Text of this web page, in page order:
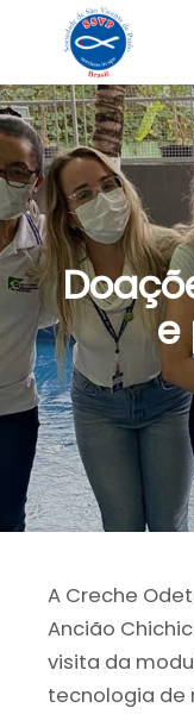
e
A Creche
Ancião
visita da
tecnologia de